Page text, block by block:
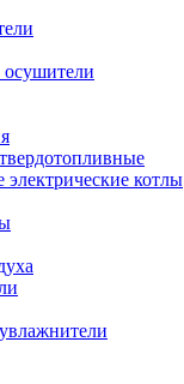
электрические котлы